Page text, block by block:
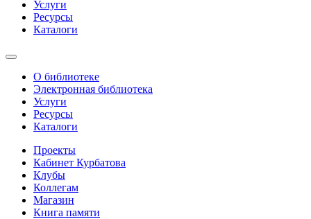
Услуги
Ресурсы
Каталоги
О библиотеке
Электронная библиотека
Услуги
Ресурсы
Каталоги
Проекты
Кабинет Курбатова
Клубы
Коллегам
Магазин
Книга памяти